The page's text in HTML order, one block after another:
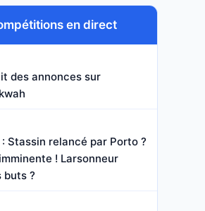
en direct
des annonces sur
Stassin relancé par Porto ?
! Larsonneur
buts ?